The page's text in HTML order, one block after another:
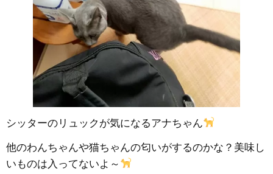
シッターのリュックが気になるアナちゃん
他のわんちゃんや猫ちゃんの匂いがするのかな？美味し
いものは入ってないよ～